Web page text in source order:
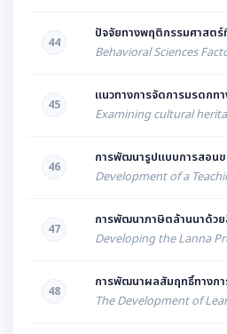
44
ปัจจัยทางพฤติกรรมศาสตร์
Behavioral Sciences
45
แนวทางการจัดการมรดกท
Examining cultural
46
การพัฒนารูปแบบการสอนข
Development of a
47
การพัฒนาภาษิตล้านนาด้วย
Developing the Lanna
48
การพัฒนาผลสัมฤทธิ์ทางกา
The Development of